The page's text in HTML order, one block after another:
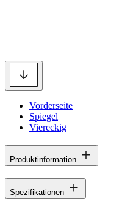
Vorderseite
Spiegel
Viereckig
Produktinformation
Spezifikationen